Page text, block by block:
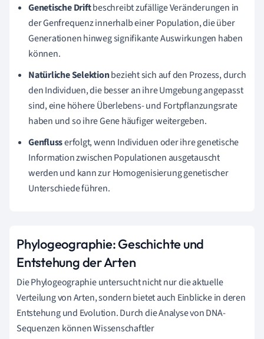
Genetische Driftbeschreibt zufällige Veränderungen in
der Genfrequenz innerhalb einer Population, die über
Generationen hinweg signifikante Auswirkungen haben
können.
Natürliche Selektionbezieht sich auf den Prozess, durch
den Individuen, die besser an ihre Umgebung angepasst
sind, eine höhere Überlebens- und Fortpflanzungsrate
haben und so ihre Gene häufiger weitergeben.
Genflusserfolgt, wenn Individuen oder ihre genetische
Information zwischen Populationen ausgetauscht
werden und kann zur Homogenisierung genetischer
Unterschiede führen.
Phylogeographie: Geschichte und
Entstehung der Arten
Die Phylogeographie untersucht nicht nur die aktuelle
Verteilung von Arten, sondern bietet auch Einblicke in deren
Entstehung und Evolution. Durch die Analyse von DNA-
Sequenzen können Wissenschaftler